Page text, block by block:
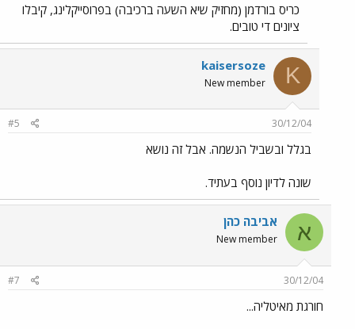
כריס בורדמן (מחזיק שיא השעה ברכיבה) בפרוסייקלינג, קיבלו
ציונים די טובים.
K
kaisersoze
New member
30/12/04
#5
בגלל ובשביל הנשמה. אבל זה נושא
שונה לדיון נוסף בעתיד.
א אביבה כהן
New member
30/12/04
#7
חורגת מאיטליה...